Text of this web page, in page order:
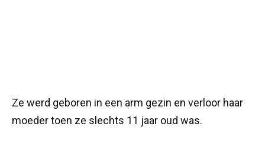
Ze werd geboren in een arm gezin en verloor haar
moeder toen ze slechts 11 jaar oud was.